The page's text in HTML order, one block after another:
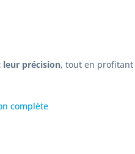
précision, tout en profitant
complète